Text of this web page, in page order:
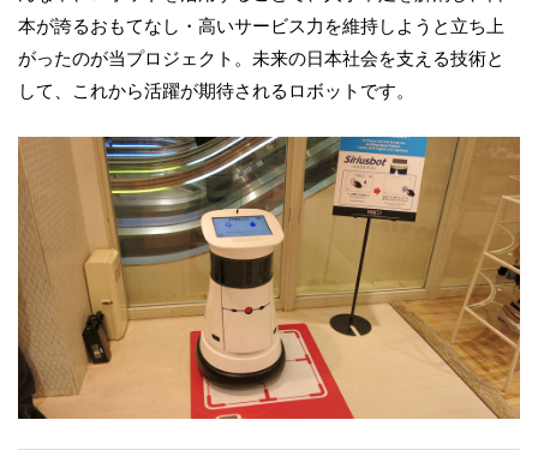
本が誇るおもてなし・高いサービス力を維持しようと立ち上
がったのが当プロジェクト。未来の日本社会を支える技術と
して、これから活躍が期待されるロボットです。